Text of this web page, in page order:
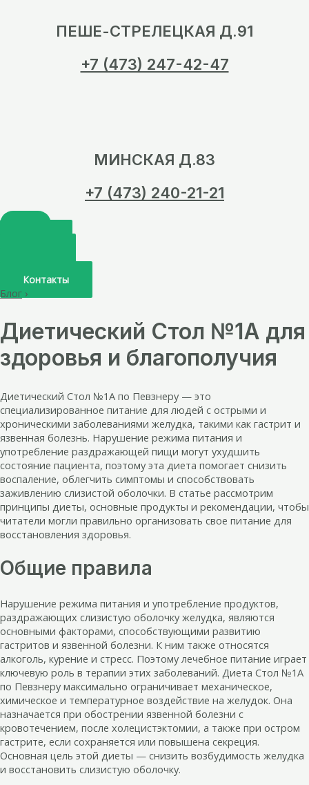
ПЕШЕ-СТРЕЛЕЦКАЯ Д.91
+7 (473) 247-42-47
МИНСКАЯ Д.83
+7 (473) 240-21-21
Контакты
Блог ›
Диетический Стол №1А для
здоровья и благополучия
Диетический Стол №1А по Певзнеру — это
специализированное питание для людей с острыми и
хроническими заболеваниями желудка, такими как гастрит и
язвенная болезнь. Нарушение режима питания и
употребление раздражающей пищи могут ухудшить
состояние пациента, поэтому эта диета помогает снизить
воспаление, облегчить симптомы и способствовать
заживлению слизистой оболочки. В статье рассмотрим
принципы диеты, основные продукты и рекомендации, чтобы
читатели могли правильно организовать свое питание для
восстановления здоровья.
Общие правила
Нарушение режима питания и употребление продуктов,
раздражающих слизистую оболочку желудка, являются
основными факторами, способствующими развитию
гастритов и язвенной болезни. К ним также относятся
алкоголь, курение и стресс. Поэтому лечебное питание играет
ключевую роль в терапии этих заболеваний. Диета Стол №1А
по Певзнеру максимально ограничивает механическое,
химическое и температурное воздействие на желудок. Она
назначается при обострении язвенной болезни с
кровотечением, после холецистэктомии, а также при остром
гастрите, если сохраняется или повышена секреция.
Основная цель этой диеты — снизить возбудимость желудка
и восстановить слизистую оболочку.